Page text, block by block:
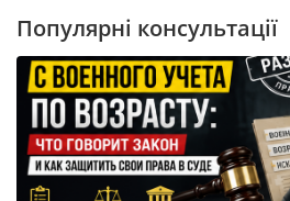
Популярні консультації